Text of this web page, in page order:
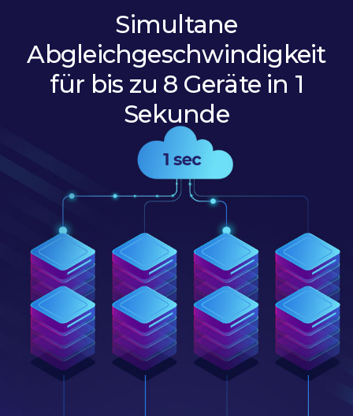
Simultane
Abgleichgeschwindigkeit
für bis zu 8 Geräte in 1
Sekunde